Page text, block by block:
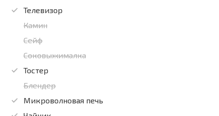
Телевизор
Камин
Сейф
Соковыжималка
Тостер
Блендер
Микроволновая печь